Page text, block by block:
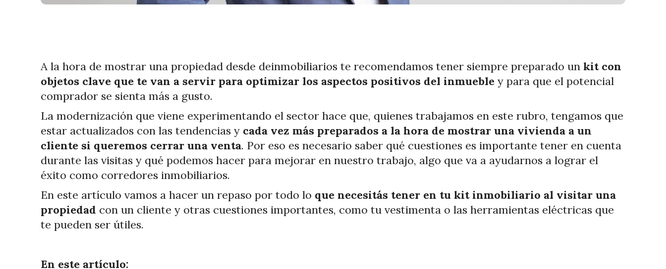
A la hora de mostrar una propiedad desde deinmobiliarios te recomendamos tener siempre preparado un kit con
objetos clave que te van a servir para optimizar los aspectos positivos del inmueble y para que el potencial
comprador se sienta más a gusto.
La modernización que viene experimentando el sector hace que, quienes trabajamos en este rubro, tengamos que
estar actualizados con las tendencias y cada vez más preparados a la hora de mostrar una vivienda a un
cliente si queremos cerrar una venta. Por eso es necesario saber qué cuestiones es importante tener en cuenta
durante las visitas y qué podemos hacer para mejorar en nuestro trabajo, algo que va a ayudarnos a lograr el
éxito como corredores inmobiliarios.
En este artículo vamos a hacer un repaso por todo lo que necesitás tener en tu kit inmobiliario al visitar una
propiedad con un cliente y otras cuestiones importantes, como tu vestimenta o las herramientas eléctricas que
te pueden ser útiles.
En este artículo: